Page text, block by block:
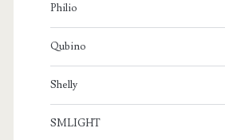
Philio
Qubino
Shelly
SMLIGHT